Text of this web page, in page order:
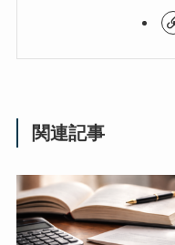
関連記事